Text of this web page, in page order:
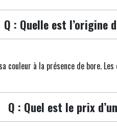
Q : Quelle est l’origine
à la présence de bore.
Q : Quel est le prix